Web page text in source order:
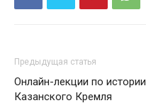
Предыдущая статья
Онлайн-лекции по истории
Казанского Кремля